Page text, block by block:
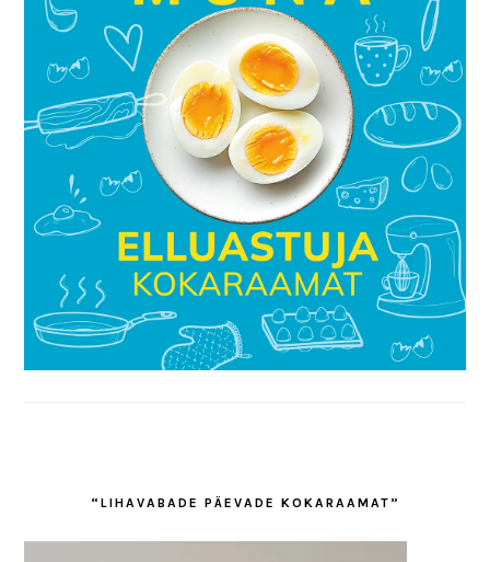
“LIHAVABADE PÄEVADE KOKARAAMAT”